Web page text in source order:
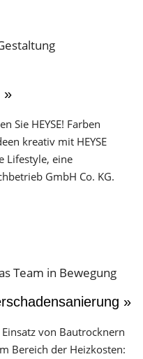
»
Sie HEYSE! Farben
kreativ mit HEYSE
Lifestyle, eine
GmbH Co. KG.
»
von Bautrocknern
Bereich der Heizkosten: